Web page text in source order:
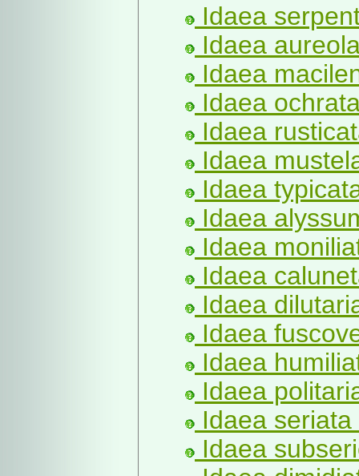
Idaea
Idaea
Idaea
Idaea
Idaea
Idaea
Idaea
Idaea
Idaea
Idaea
Idaea
Idaea
Idaea
Idaea
Idaea
Idaea